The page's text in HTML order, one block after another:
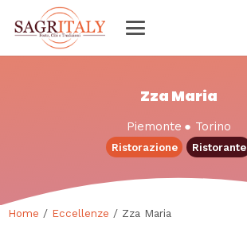
Zza Maria
Piemonte ● Torino
Ristorazione Ristorante
Home / Eccellenze / Zza Maria